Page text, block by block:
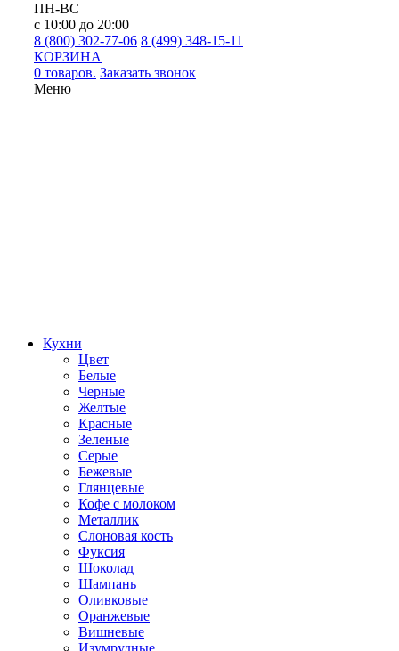
ПН-ВС
с 10:00 до 20:00
8 (800) 302-77-06 8 (499) 348-15-11
КОРЗИНА
0 товаров. Заказать звонок
Меню
Кухни
Цвет
Белые
Черные
Желтые
Красные
Зеленые
Серые
Бежевые
Глянцевые
Кофе с молоком
Металлик
Слоновая кость
Фуксия
Шоколад
Шампань
Оливковые
Оранжевые
Вишневые
Изумрудные